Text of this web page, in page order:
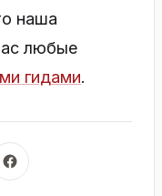
наша
любые
гидами.